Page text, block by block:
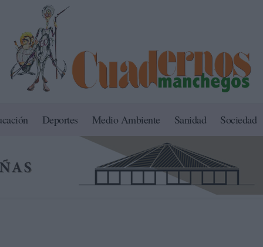
Deportes Medio Ambiente Sanidad Sociedad